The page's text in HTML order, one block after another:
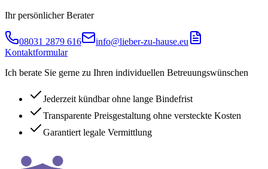
Ihr persönlicher Berater
08031 2879 616
info@lieber-zu-hause.eu
Kontaktformular
Ich berate Sie gerne zu Ihren individuellen Betreuungswünschen
Jederzeit kündbar ohne lange Bindefrist
Transparente Preisgestaltung ohne versteckte Kosten
Garantiert legale Vermittlung